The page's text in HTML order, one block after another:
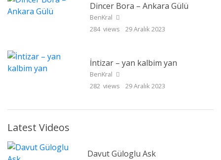
Dincer Bora – Ankara Gülü
BenKral
284 views
29 Aralık 2023
İntizar – yan kalbim yan
BenKral
282 views
29 Aralık 2023
Latest Videos
Davut Güloglu Ask